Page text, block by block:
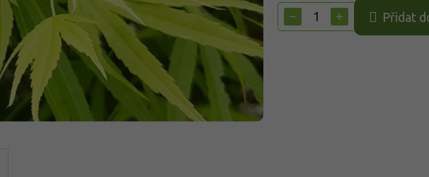
cena:
+
− Přidat